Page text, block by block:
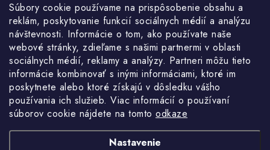
Súbory cookie používame na prispôsobenie obsahu a
reklám, poskytovanie funkcií sociálnych médií a analýzu
návštevnosti. Informácie o tom, ako používate naše
webové stránky, zdieľame s našimi partnermi v oblasti
sociálnych médií, reklamy a analýzy. Partneri môžu tieto
informácie kombinovať s inými informáciami, ktoré im
poskytnete alebo ktoré získajú v dôsledku vášho
používania ich služieb. Viac informácií o používaní
súborov cookie nájdete na tomto odkaze
Nastavenie
Nakupovanie
Ako nakupovať
Obchodné podmienky
Doprava a platba
Ochrana osobných údajov
Objednávky
Použitie Darčekovej poukážky
REKLAMÁCIA / VRÁTENIE TOVARU
O nás
SHOWROOM Prešov
Služby